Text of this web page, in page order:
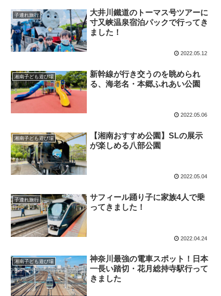
子連れ旅行
大井川鐵道のトーマス号ツアーに
寸又峡温泉宿泊パックで行ってき
ました！
2022.05.12
湘南子ども遊び場
新幹線が行き交うのを眺められ
る、海老名・本郷ふれあい公園
2022.05.06
湘南子ども遊び場
【湘南おすすめ公園】SLの展示
が楽しめる八部公園
2022.05.04
子連れ旅行
サフィール踊り子に家族4人で乗
ってきました！
2022.04.24
湘南子ども遊び場
神奈川最強の電車スポット！日本
一長い踏切・花月総持寺駅行って
きました